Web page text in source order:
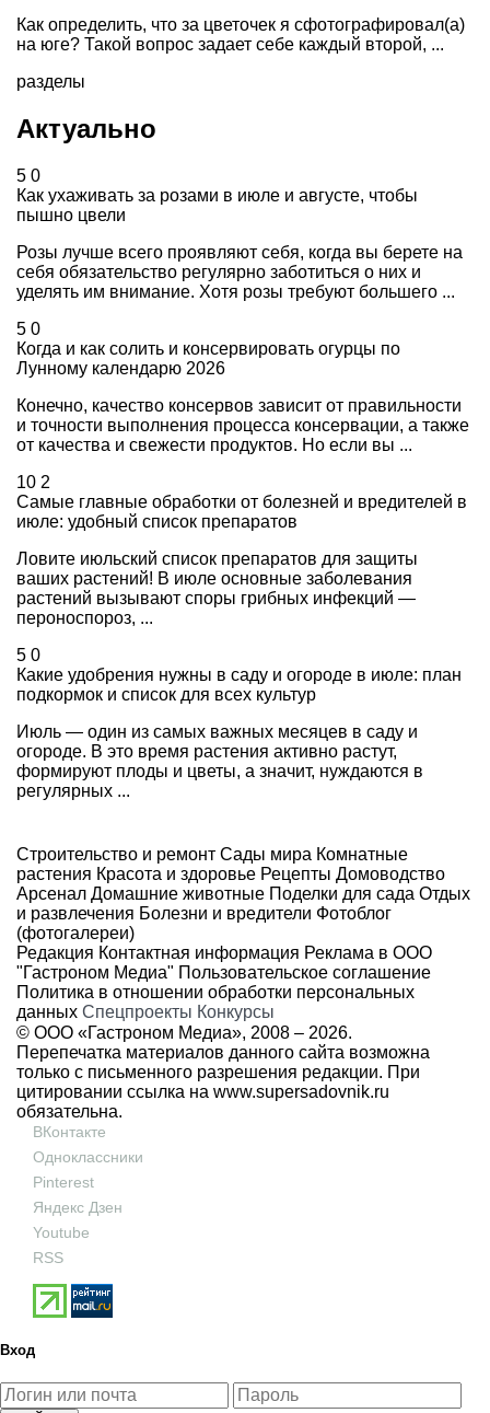
Как определить, что за цветочек я сфотографировал(а)
на юге? Такой вопрос задает себе каждый второй, ...
разделы
Актуально
5 0
Как ухаживать за розами в июле и августе, чтобы
пышно цвели
Розы лучше всего проявляют себя, когда вы берете на
себя обязательство регулярно заботиться о них и
уделять им внимание. Хотя розы требуют большего ...
5 0
Когда и как солить и консервировать огурцы по
Лунному календарю 2026
Конечно, качество консервов зависит от правильности
и точности выполнения процесса консервации, а также
от качества и свежести продуктов. Но если вы ...
10 2
Самые главные обработки от болезней и вредителей в
июле: удобный список препаратов
Ловите июльский список препаратов для защиты
ваших растений! В июле основные заболевания
растений вызывают споры грибных инфекций —
пероноспороз, ...
5 0
Какие удобрения нужны в саду и огороде в июле: план
подкормок и список для всех культур
Июль — один из самых важных месяцев в саду и
огороде. В это время растения активно растут,
формируют плоды и цветы, а значит, нуждаются в
регулярных ...
Строительство и ремонт Сады мира Комнатные
растения Красота и здоровье Рецепты Домоводство
Арсенал Домашние животные Поделки для сада Отдых
и развлечения Болезни и вредители Фотоблог
(фотогалереи)
Редакция Контактная информация Реклама в ООО
"Гастроном Медиа" Пользовательское соглашение
Политика в отношении обработки персональных
данных Спецпроекты Конкурсы
© ООО «Гастроном Медиа», 2008 – 2026.
Перепечатка материалов данного сайта возможна
только с письменного разрешения редакции. При
цитировании ссылка на www.supersadovnik.ru
обязательна.
ВКонтакте
Одноклассники
Pinterest
Яндекс Дзен
Youtube
RSS
Вход